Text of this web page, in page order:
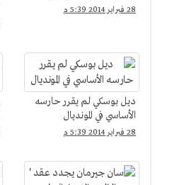
28 فبراير 2014 5:39 م
ديل بوسكي لم يقرر حارسه
الأساسي في المونديال
28 فبراير 2014 5:39 م